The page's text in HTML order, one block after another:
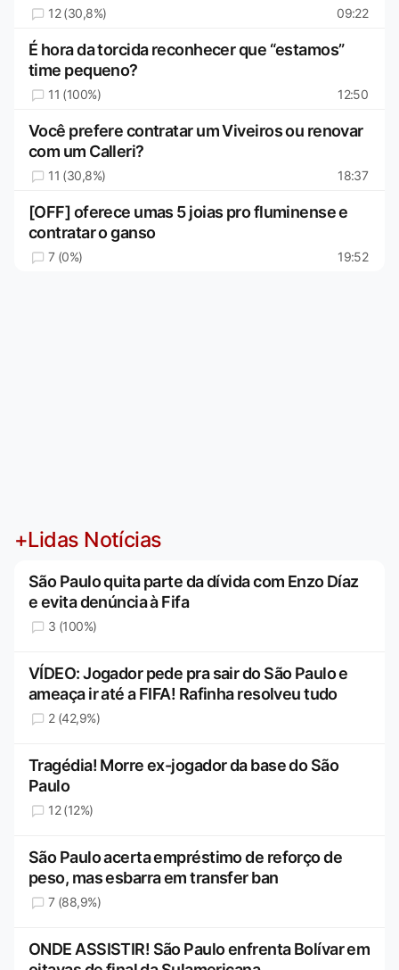
12 (30,8%) 09:22
É hora da torcida reconhecer que “estamos”
time pequeno?
11 (100%) 12:50
Você prefere contratar um Viveiros ou renovar
com um Calleri?
11 (30,8%) 18:37
[OFF] oferece umas 5 joias pro fluminense e
contratar o ganso
7 (0%) 19:52
+Lidas Notícias
São Paulo quita parte da dívida com Enzo Díaz
e evita denúncia à Fifa
3 (100%)
VÍDEO: Jogador pede pra sair do São Paulo e
ameaça ir até a FIFA! Rafinha resolveu tudo
2 (42,9%)
Tragédia! Morre ex-jogador da base do São
Paulo
12 (12%)
São Paulo acerta empréstimo de reforço de
peso, mas esbarra em transfer ban
7 (88,9%)
ONDE ASSISTIR! São Paulo enfrenta Bolívar em